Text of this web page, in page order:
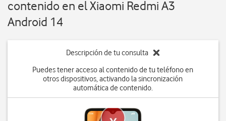
contenido en el Xiaomi Redmi A3
Android 14
Descripción de tu consulta
Puedes tener acceso al contenido de tu teléfono en
otros dispositivos, activando la sincronización
automática de contenido.